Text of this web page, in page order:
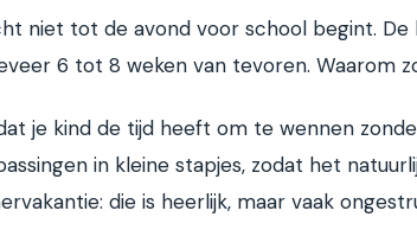
niet tot de avond voor school begint.
6 tot 8 weken van tevoren. Waarom
je kind de tijd heeft om te wennen
in kleine stapjes, zodat het
die is heerlijk, maar vaak